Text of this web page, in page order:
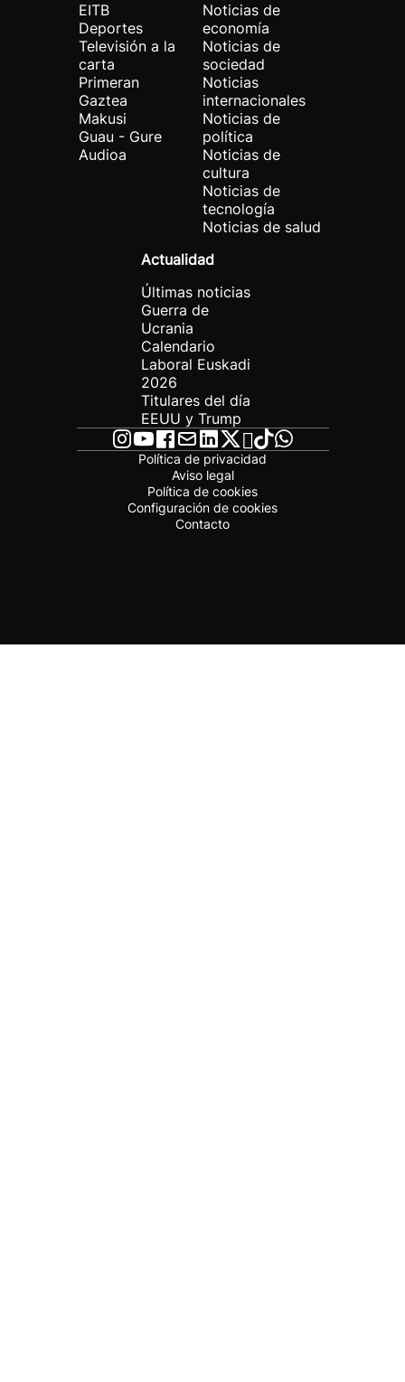
EITB
Deportes
Televisión a la
carta
Primeran
Gaztea
Makusi
Guau - Gure
Audioa
Noticias de
economía
Noticias de
sociedad
Noticias
internacionales
Noticias de
política
Noticias de
cultura
Noticias de
tecnología
Noticias de salud
Actualidad
Últimas noticias
Guerra de
Ucrania
Calendario
Laboral Euskadi
2026
Titulares del día
EEUU y Trump
Política de privacidad
Aviso legal
Política de cookies
Configuración de cookies
Contacto